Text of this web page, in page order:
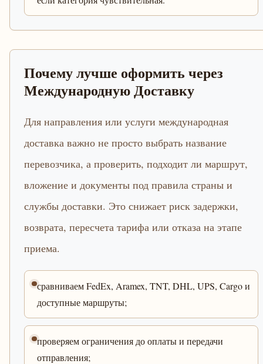
Почему лучше оформить через
Международную Доставку
Для направления или услуги международная
доставка важно не просто выбрать название
перевозчика, а проверить, подходит ли маршрут,
вложение и документы под правила страны и
службы доставки. Это снижает риск задержки,
возврата, пересчета тарифа или отказа на этапе
приема.
сравниваем FedEx, Aramex, TNT, DHL, UPS, Cargo и
доступные маршруты;
проверяем ограничения до оплаты и передачи
отправления;